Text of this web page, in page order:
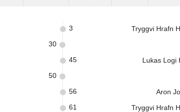
Tryggvi Hrafn
3
30
Lukas Logi
45
50
Aron
56
Tryggvi Hrafn
61